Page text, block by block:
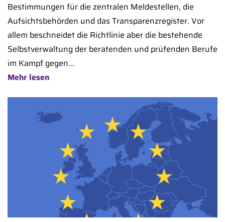
Bestimmungen für die zentralen Meldestellen, die
Aufsichtsbehörden und das Transparenzregister. Vor
allem beschneidet die Richtlinie aber die bestehende
Selbstverwaltung der beratenden und prüfenden Berufe
im Kampf gegen...
Mehr lesen